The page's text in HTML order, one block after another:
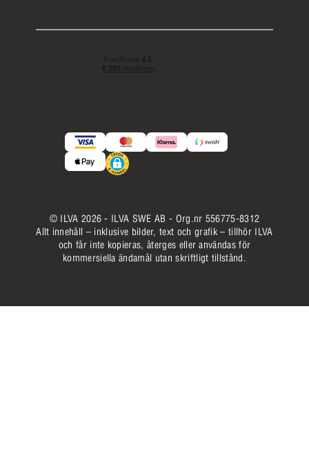
© ILVA 2026 - ILVA SWE AB - Org.nr 556775-8312
Allt innehåll – inklusive bilder, text och grafik – tillhör ILVA
och får inte kopieras, återges eller användas för
kommersiella ändamål utan skriftligt tillstånd.